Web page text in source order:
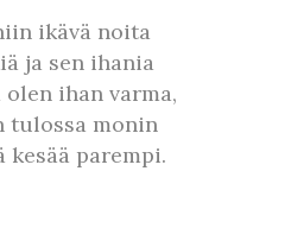
ikävä noita
ja sen ihania
ihan varma,
tulossa monin
parempi.